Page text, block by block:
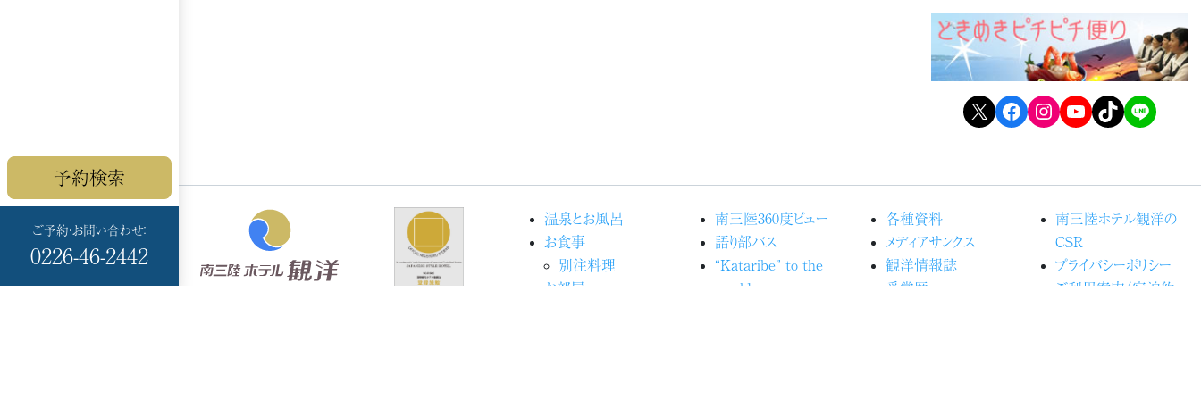
予約検索
ご予約・お問い合わせ：
0226-46-2442
X Facebook Instagram YouTube TikTok LINE
温泉とお風呂
お食事
別注料理
お部屋
南三陸360度ビュー
語り部バス
“Kataribe” to the
world
各種資料
メディアサンクス
観洋情報誌
受賞歴
南三陸ホテル観洋の
CSR
プライバシーポリシー
ご利用案内（宿泊約